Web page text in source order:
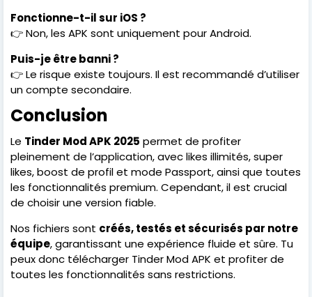
Fonctionne-t-il sur iOS ?
👉 Non, les APK sont uniquement pour Android.
Puis-je être banni ?
👉 Le risque existe toujours. Il est recommandé d’utiliser
un compte secondaire.
Conclusion
Le Tinder Mod APK 2025 permet de profiter
pleinement de l’application, avec likes illimités, super
likes, boost de profil et mode Passport, ainsi que toutes
les fonctionnalités premium. Cependant, il est crucial
de choisir une version fiable.
Nos fichiers sont créés, testés et sécurisés par notre
équipe, garantissant une expérience fluide et sûre. Tu
peux donc télécharger Tinder Mod APK et profiter de
toutes les fonctionnalités sans restrictions.